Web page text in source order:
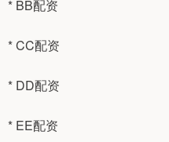
* BB配资
* CC配资
* DD配资
* EE配资